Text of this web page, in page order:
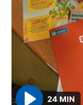
24 MIN